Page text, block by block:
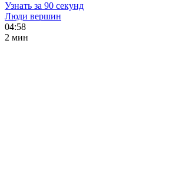
Узнать за 90 секунд
Люди вершин
04:58
2 мин